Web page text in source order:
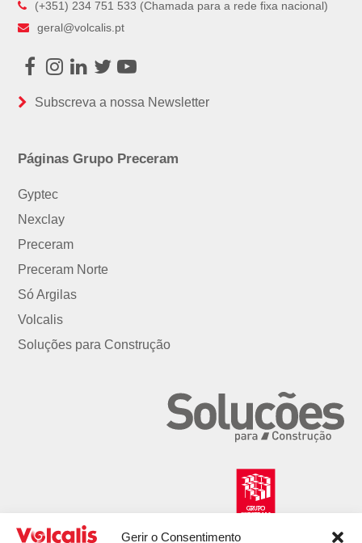
Gerir o Consentimento
(+351) 234 751 533 (Chamada para a rede fixa nacional)
geral@volcalis.pt
Facebook
Instagram
LinkedIn
TwitterYoutube
Subscreva a nossa Newsletter
Páginas Grupo Preceram
Gyptec
Nexclay
Preceram
Preceram Norte
Só Argilas
Volcalis
Soluções para Construção